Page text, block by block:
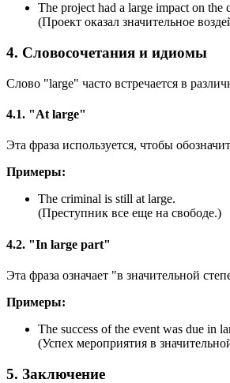
The project had a large impact on the
(Проект оказал значительное
4. Словосочетания и идиомы
Слово "large" часто встречается в
4.1. "At large"
Эта фраза используется, чтобы
Примеры:
The criminal is still at large.
(Преступник все еще на свободе.)
4.2. "In large part"
Эта фраза означает "в значительной
Примеры:
The success of the event was due in
(Успех мероприятия в
5. Заключение